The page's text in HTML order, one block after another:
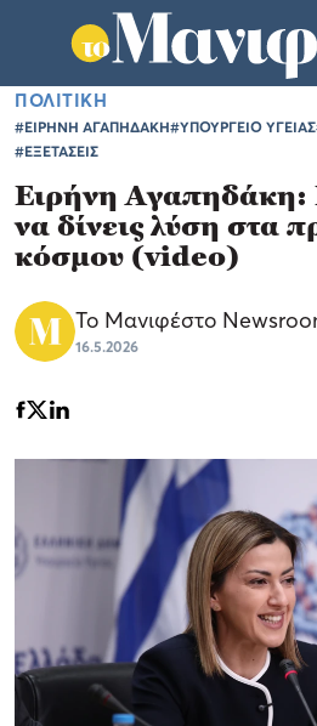
ΠΟΛΙΤΙΚΗ
#ΕΙΡΗΝΗ ΑΓΑΠΗΔΑΚΗ#ΥΠΟΥΡΓΕΙΟ ΥΓΕΙΑΣ
#ΕΞΕΤΑΣΕΙΣ
Ειρήνη Αγαπηδάκη:
να δίνεις λύση στα
κόσμου (video)
Το Μανιφέστο
16.5.2026